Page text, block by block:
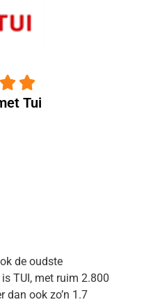
 
Tui
de oudste
TUI, met ruim 2.800
dan ook zo’n 1.7